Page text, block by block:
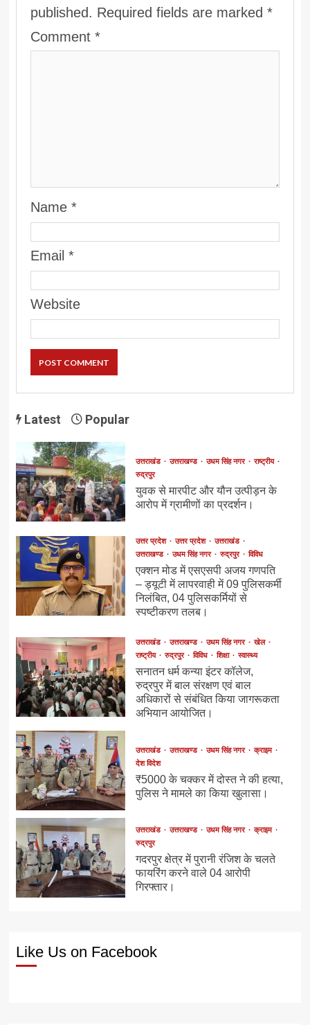
published. Required fields are marked*
Comment*
Name*
Email*
Website
Latest Popular
उत्तराखंड उत्तराखण्ड उधम सिंह नगर
राष्ट्रीय
रुद्रपुर
युवक से मारपीट और यौन उत्पीड़न के
आरोप में ग्रामीणों का प्रदर्शन।
उत्तर प्रदेश उत्तर प्रदेश
उत्तराखंड
उत्तराखण्ड
उधम सिंह नगर रुद्रपुर विविध
एक्शन मोड में एसएसपी अजय गणपति
– ड्यूटी में लापरवाही में 09 पुलिसकर्मी
निलंबित, 04 पुलिसकर्मियों से
स्पष्टीकरण तलब।
उत्तराखंड उत्तराखण्ड उधम सिंह नगर
खेल
राष्ट्रीय
रुद्रपुर विविध शिक्षा स्वास्थ्य
सनातन धर्म कन्या इंटर कॉलेज,
रुद्रपुर में बाल संरक्षण एवं बाल
अधिकारों से संबंधित किया जागरूकता
अभियान आयोजित।
उत्तराखंड उत्तराखण्ड उधम सिंह नगर
क्राइम
देश विदेश
₹5000 के चक्कर में दोस्त ने की हत्या,
पुलिस ने मामले का किया खुलासा।
उत्तराखंड उत्तराखण्ड उधम सिंह नगर
क्राइम
रुद्रपुर
गदरपुर क्षेत्र में पुरानी रंजिश के चलते
फायरिंग करने वाले 04 आरोपी
गिरफ्तार।
Like Us on Facebook